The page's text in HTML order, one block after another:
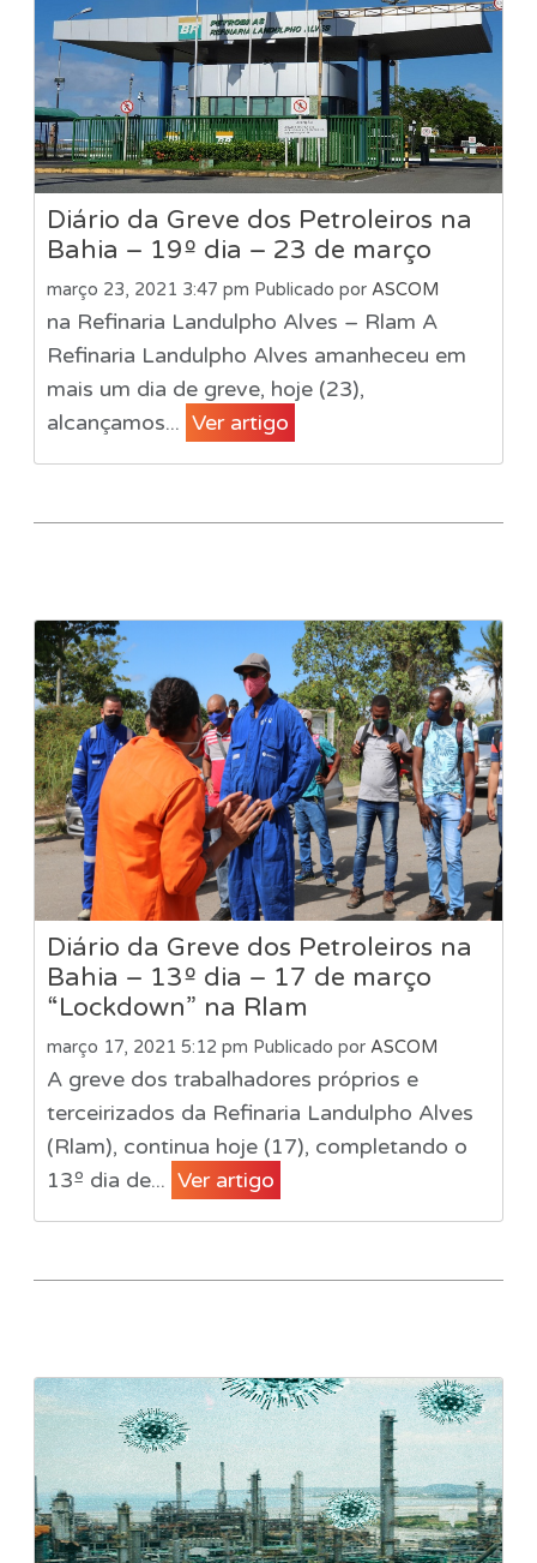
Diário da Greve dos Petroleiros na
Bahia – 19º dia – 23 de março
março 23, 2021 3:47 pm Publicado por ASCOM
na Refinaria Landulpho Alves – Rlam A
Refinaria Landulpho Alves amanheceu em
mais um dia de greve, hoje (23),
alcançamos... Ver artigo
Diário da Greve dos Petroleiros na
Bahia – 13º dia – 17 de março
“Lockdown” na Rlam
março 17, 2021 5:12 pm Publicado por ASCOM
A greve dos trabalhadores próprios e
terceirizados da Refinaria Landulpho Alves
(Rlam), continua hoje (17), completando o
13º dia de... Ver artigo